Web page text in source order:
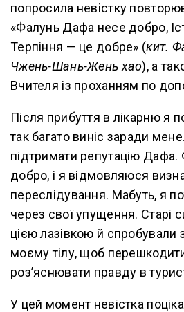
попросила невістку
«Фалунь Дафа несе добро,
Терпіння — це добре» (кит.
Чжень-Шань-Жень хао), а
Вчителя із проханням по
Після прибуття в лікарню я
так багато виніс заради
підтримати репутацію
добро, і я відмовляюся
переслідування. Мабуть, я
через свої упущення. Старі
цією лазівкою й спробували
моєму тілу, щоб
роз’яснювати правду в
У цей момент невістка